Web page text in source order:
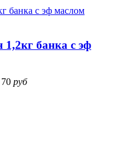
1,2кг банка с эф
70 руб